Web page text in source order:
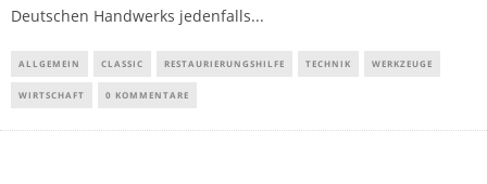
Deutschen Handwerks jedenfalls...
ALLGEMEIN CLASSIC RESTAURIERUNGSHILFE TECHNIK WERKZEUGE
WIRTSCHAFT 0 KOMMENTARE